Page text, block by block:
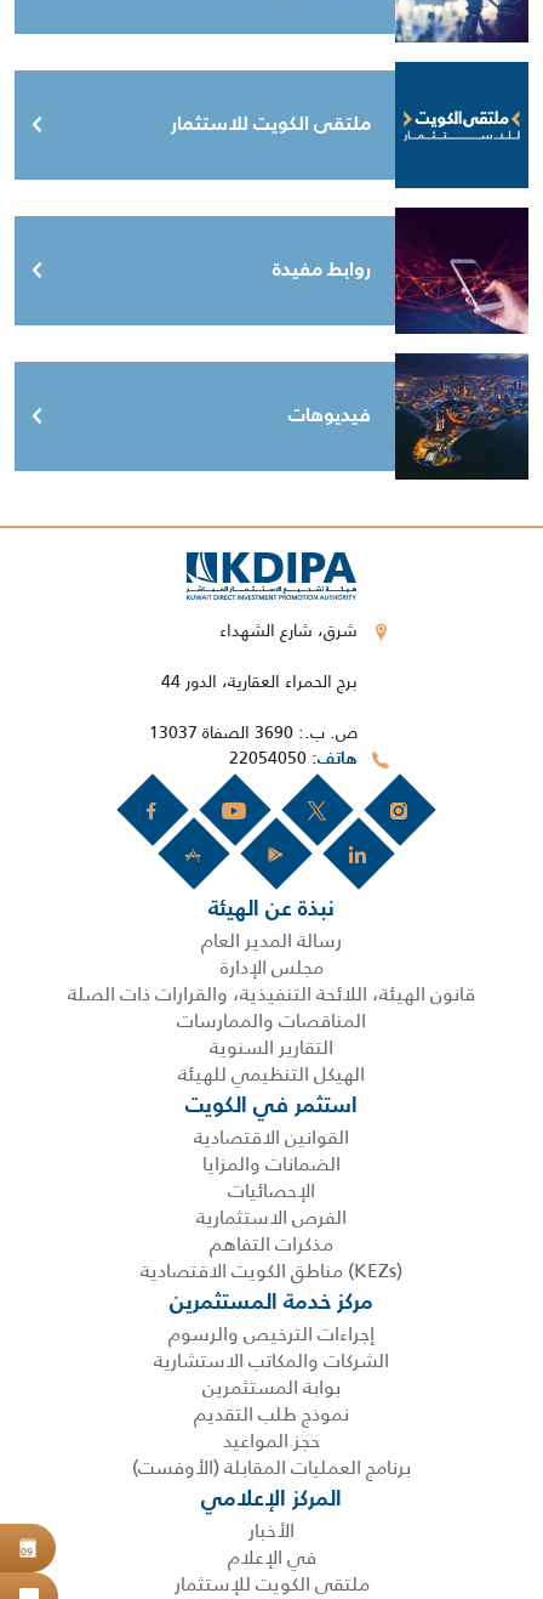
ملتقى الكويت للاستثمار
روابط مفيدة
فيديوهات
شرق، شارع الشهداء
برج الحمراء العقارية، الدور 44
ص. ب.: 3690 الصفاة 13037
هاتف
نبذة عن الهيئة
رسالة المدير العام
مجلس الإدارة
قانون الهيئة، اللائحة التنفيذية، والقرارات ذات الصلة
المناقصات والممارسات
التقارير السنوية
الهيكل التنظيمي للهيئة
استثمر في الكويت
القوانين الاقتصادية
الضمانات والمزايا
الإحصائيات
الفرص الاستثمارية
مذكرات التفاهم
(KEZs) مناطق الكويت الاقتصادية
مركز خدمة المستثمرين
إجراءات الترخيص والرسوم
الشركات والمكاتب الاستشارية
بوابة المستثمرين
نموذج طلب التقديم
حجز المواعيد
برنامج العمليات المقابلة (الأوفست)
المركز الإعلامي
الأخبار
في الإعلام
ملتقى الكويت للإستثمار
09